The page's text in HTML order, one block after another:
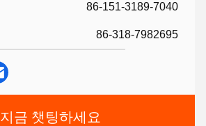
86-151-3189-7040
86-318-7982695
지금 챗팅하세요